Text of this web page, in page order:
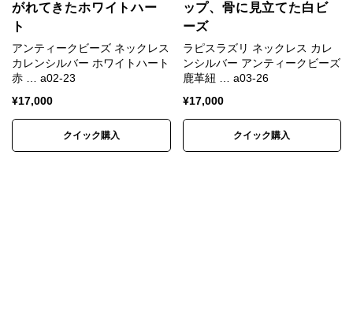
がれてきたホワイトハー
ト
アンティークビーズ ネックレス
カレンシルバー ホワイトハート
赤 … a02-23
¥17,000
クイック購入
ップ、骨に見立てた白ビ
ーズ
ラピスラズリ ネックレス カレ
ンシルバー アンティークビーズ
鹿革紐 … a03-26
¥17,000
クイック購入